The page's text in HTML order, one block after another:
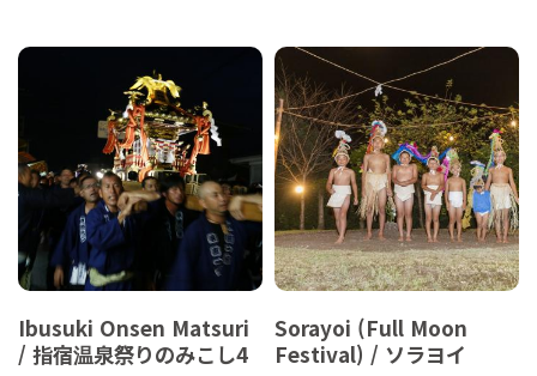
Ibusuki Onsen Matsuri
/ 指宿温泉祭りのみこし4
Sorayoi (Full Moon
Festival) / ソラヨイ